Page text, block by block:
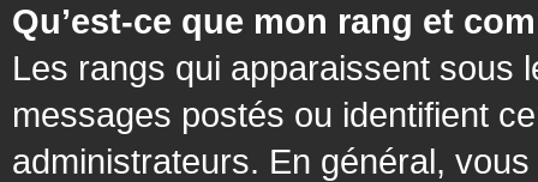
Qu’est-ce que mon rang et
Les rangs qui apparaissent sous
messages postés ou identifient
administrateurs. En général,